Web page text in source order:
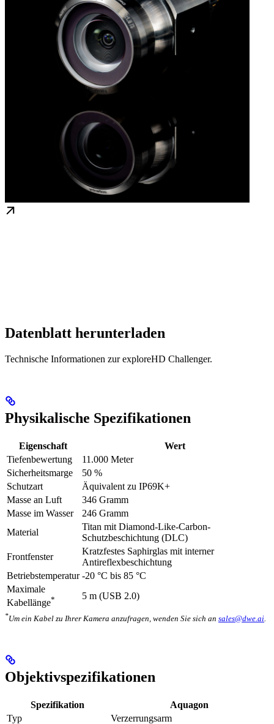
Datenblatt herunterladen
Technische Informationen zur exploreHD Challenger.
Physikalische Spezifikationen
Eigenschaft
Wert
Tiefenbewertung
11.000 Meter
Sicherheitsmarge
50 %
Schutzart
Äquivalent zu IP69K+
Masse an Luft
346 Gramm
Masse im Wasser
246 Gramm
Material
Titan mit Diamond-Like-Carbon-
Schutzbeschichtung (DLC)
Frontfenster
Kratzfestes Saphirglas mit interner
Antireflexbeschichtung
Betriebstemperatur -20 °C bis 85 °C
Maximale
Kabellänge* 5 m (USB 2.0)
*Um ein Kabel zu Ihrer Kamera anzufragen, wenden Sie sich an sales@dwe.ai
Objektivspezifikationen
Spezifikation
Aquagon
Typ
Verzerrungsarm